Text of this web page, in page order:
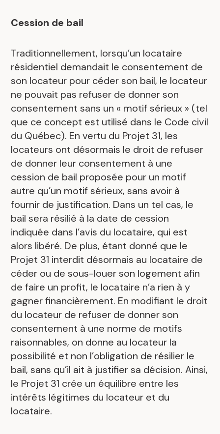
Cession de bail
Traditionnellement, lorsqu’un locataire
résidentiel demandait le consentement de
son locateur pour céder son bail, le locateur
ne pouvait pas refuser de donner son
consentement sans un « motif sérieux » (tel
que ce concept est utilisé dans le Code civil
du Québec). En vertu du Projet 31, les
locateurs ont désormais le droit de refuser
de donner leur consentement à une
cession de bail proposée pour un motif
autre qu’un motif sérieux, sans avoir à
fournir de justification. Dans un tel cas, le
bail sera résilié à la date de cession
indiquée dans l’avis du locataire, qui est
alors libéré. De plus, étant donné que le
Projet 31 interdit désormais au locataire de
céder ou de sous-louer son logement afin
de faire un profit, le locataire n’a rien à y
gagner financièrement. En modifiant le droit
du locateur de refuser de donner son
consentement à une norme de motifs
raisonnables, on donne au locateur la
possibilité et non l’obligation de résilier le
bail, sans qu’il ait à justifier sa décision. Ainsi,
le Projet 31 crée un équilibre entre les
intérêts légitimes du locateur et du
locataire.